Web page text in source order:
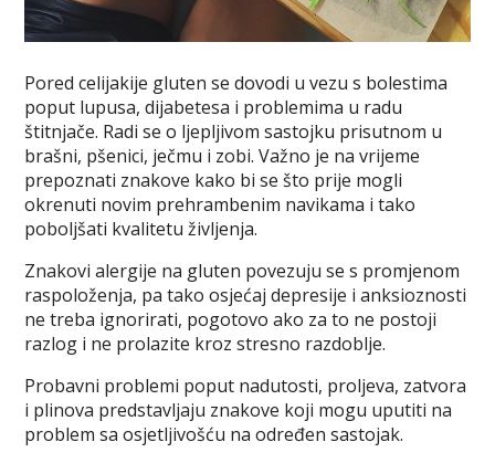
Pored celijakije gluten se dovodi u vezu s bolestima
poput lupusa, dijabetesa i problemima u radu
štitnjače. Radi se o ljepljivom sastojku prisutnom u
brašni, pšenici, ječmu i zobi. Važno je na vrijeme
prepoznati znakove kako bi se što prije mogli
okrenuti novim prehrambenim navikama i tako
poboljšati kvalitetu življenja.
Znakovi alergije na gluten povezuju se s promjenom
raspoloženja, pa tako osjećaj depresije i anksioznosti
ne treba ignorirati, pogotovo ako za to ne postoji
razlog i ne prolazite kroz stresno razdoblje.
Probavni problemi poput nadutosti, proljeva, zatvora
i plinova predstavljaju znakove koji mogu uputiti na
problem sa osjetljivošću na određen sastojak.